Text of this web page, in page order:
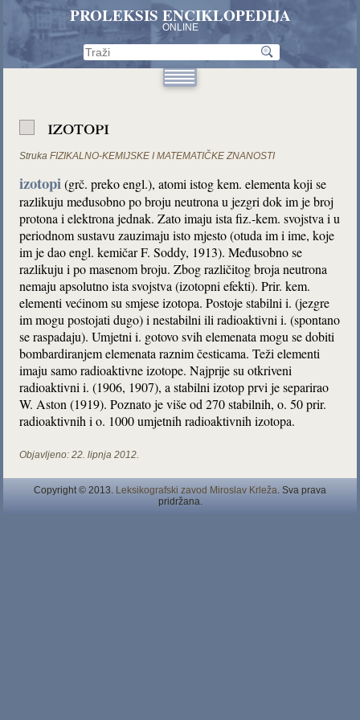
PROLEKSIS ENCIKLOPEDIJA
ONLINE
izotopi
Struka FIZIKALNO-KEMIJSKE I MATEMATIČKE ZNANOSTI
izotopi(grč. preko engl.), atomi istog kem. elementa koji se
razlikuju međusobno po broju neutrona u jezgri dok im je broj
protona i elektrona jednak. Zato imaju ista fiz.-kem. svojstva i u
periodnom sustavu zauzimaju isto mjesto (otuda im i ime, koje
im je dao engl. kemičar F. Soddy, 1913). Međusobno se
razlikuju i po masenom broju. Zbog različitog broja neutrona
nemaju apsolutno ista svojstva (izotopni efekti). Prir. kem.
elementi većinom su smjese izotopa. Postoje stabilni i. (jezgre
im mogu postojati dugo) i nestabilni ili radioaktivni i. (spontano
se raspadaju). Umjetni i. gotovo svih elemenata mogu se dobiti
bombardiranjem elemenata raznim česticama. Teži elementi
imaju samo radioaktivne izotope. Najprije su otkriveni
radioaktivni i. (1906, 1907), a stabilni izotop prvi je separirao
W. Aston (1919). Poznato je više od 270 stabilnih, o. 50 prir.
radioaktivnih i o. 1000 umjetnih radioaktivnih izotopa.
Objavljeno: 22. lipnja 2012.
Copyright © 2013. Leksikografski zavod Miroslav Krleža. Sva prava
pridržana.